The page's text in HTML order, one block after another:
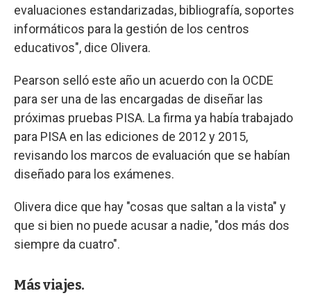
evaluaciones estandarizadas, bibliografía, soportes
informáticos para la gestión de los centros
educativos", dice Olivera.
Pearson selló este año un acuerdo con la OCDE
para ser una de las encargadas de diseñar las
próximas pruebas PISA. La firma ya había trabajado
para PISA en las ediciones de 2012 y 2015,
revisando los marcos de evaluación que se habían
diseñado para los exámenes.
Olivera dice que hay "cosas que saltan a la vista" y
que si bien no puede acusar a nadie, "dos más dos
siempre da cuatro".
Más viajes.